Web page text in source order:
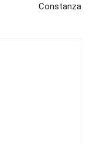
Constanza